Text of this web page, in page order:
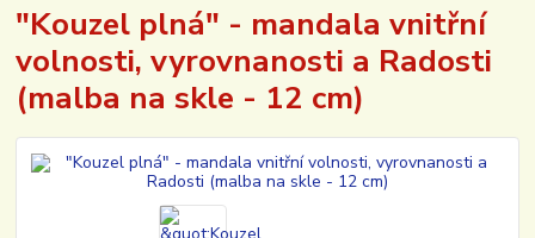
"Kouzel plná" - mandala vnitřní
volnosti, vyrovnanosti a Radosti
(malba na skle - 12 cm)